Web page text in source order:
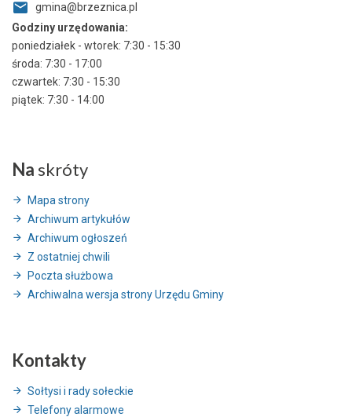
gmina@brzeznica.pl
Godziny urzędowania:
poniedziałek - wtorek: 7:30 - 15:30
środa: 7:30 - 17:00
czwartek: 7:30 - 15:30
piątek: 7:30 - 14:00
Na skróty
Mapa strony
Archiwum artykułów
Archiwum ogłoszeń
Z ostatniej chwili
Poczta służbowa
Archiwalna wersja strony Urzędu Gminy
Kontakty
Sołtysi i rady sołeckie
Telefony alarmowe